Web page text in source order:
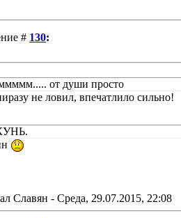
# 130:
от души просто
не ловил, впечатлило сильно!
Славян - Среда, 29.07.2015, 22:08